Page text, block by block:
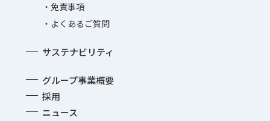
免責事項
よくあるご質問
サステナビリティ
グループ事業概要
採用
ニュース